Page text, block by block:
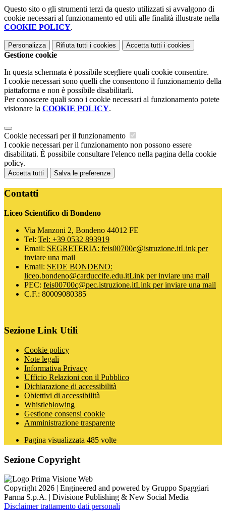
Questo sito o gli strumenti terzi da questo utilizzati si avvalgono di
cookie necessari al funzionamento ed utili alle finalità illustrate nella
COOKIE POLICY.
Personalizza Rifiuta tutti i cookies Accetta tutti i cookies
Gestione cookie
In questa schermata è possibile scegliere quali cookie consentire.
I cookie necessari sono quelli che consentono il funzionamento della
piattaforma e non è possibile disabilitarli.
Per conoscere quali sono i cookie necessari al funzionamento potete
visionare la COOKIE POLICY.
Cookie necessari per il funzionamento
I cookie necessari per il funzionamento non possono essere
disabilitati. È possibile consultare l'elenco nella pagina della cookie
policy.
Accetta tutti Salva le preferenze
Contatti
Liceo Scientifico di Bondeno
Via Manzoni 2, Bondeno 44012 FE
Tel: Tel: +39 0532 893919
Email: SEGRETERIA: feis00700c@istruzione.itLink per
inviare una mail
Email: SEDE BONDENO:
liceo.bondeno@carduccife.edu.itLink per inviare una mail
PEC: feis00700c@pec.istruzione.itLink per inviare una mail
C.F.: 80009080385
Sezione Link Utili
Cookie policy
Note legali
Informativa Privacy
Ufficio Relazioni con il Pubblico
Dichiarazione di accessibilità
Obiettivi di accessibilità
Whistleblowing
Gestione consensi cookie
Amministrazione trasparente
Pagina visualizzata 485 volte
Sezione Copyright
Copyright 2026 | Engineered and powered by Gruppo Spaggiari
Parma S.p.A. | Divisione Publishing & New Social Media
Disclaimer trattamento dati personali